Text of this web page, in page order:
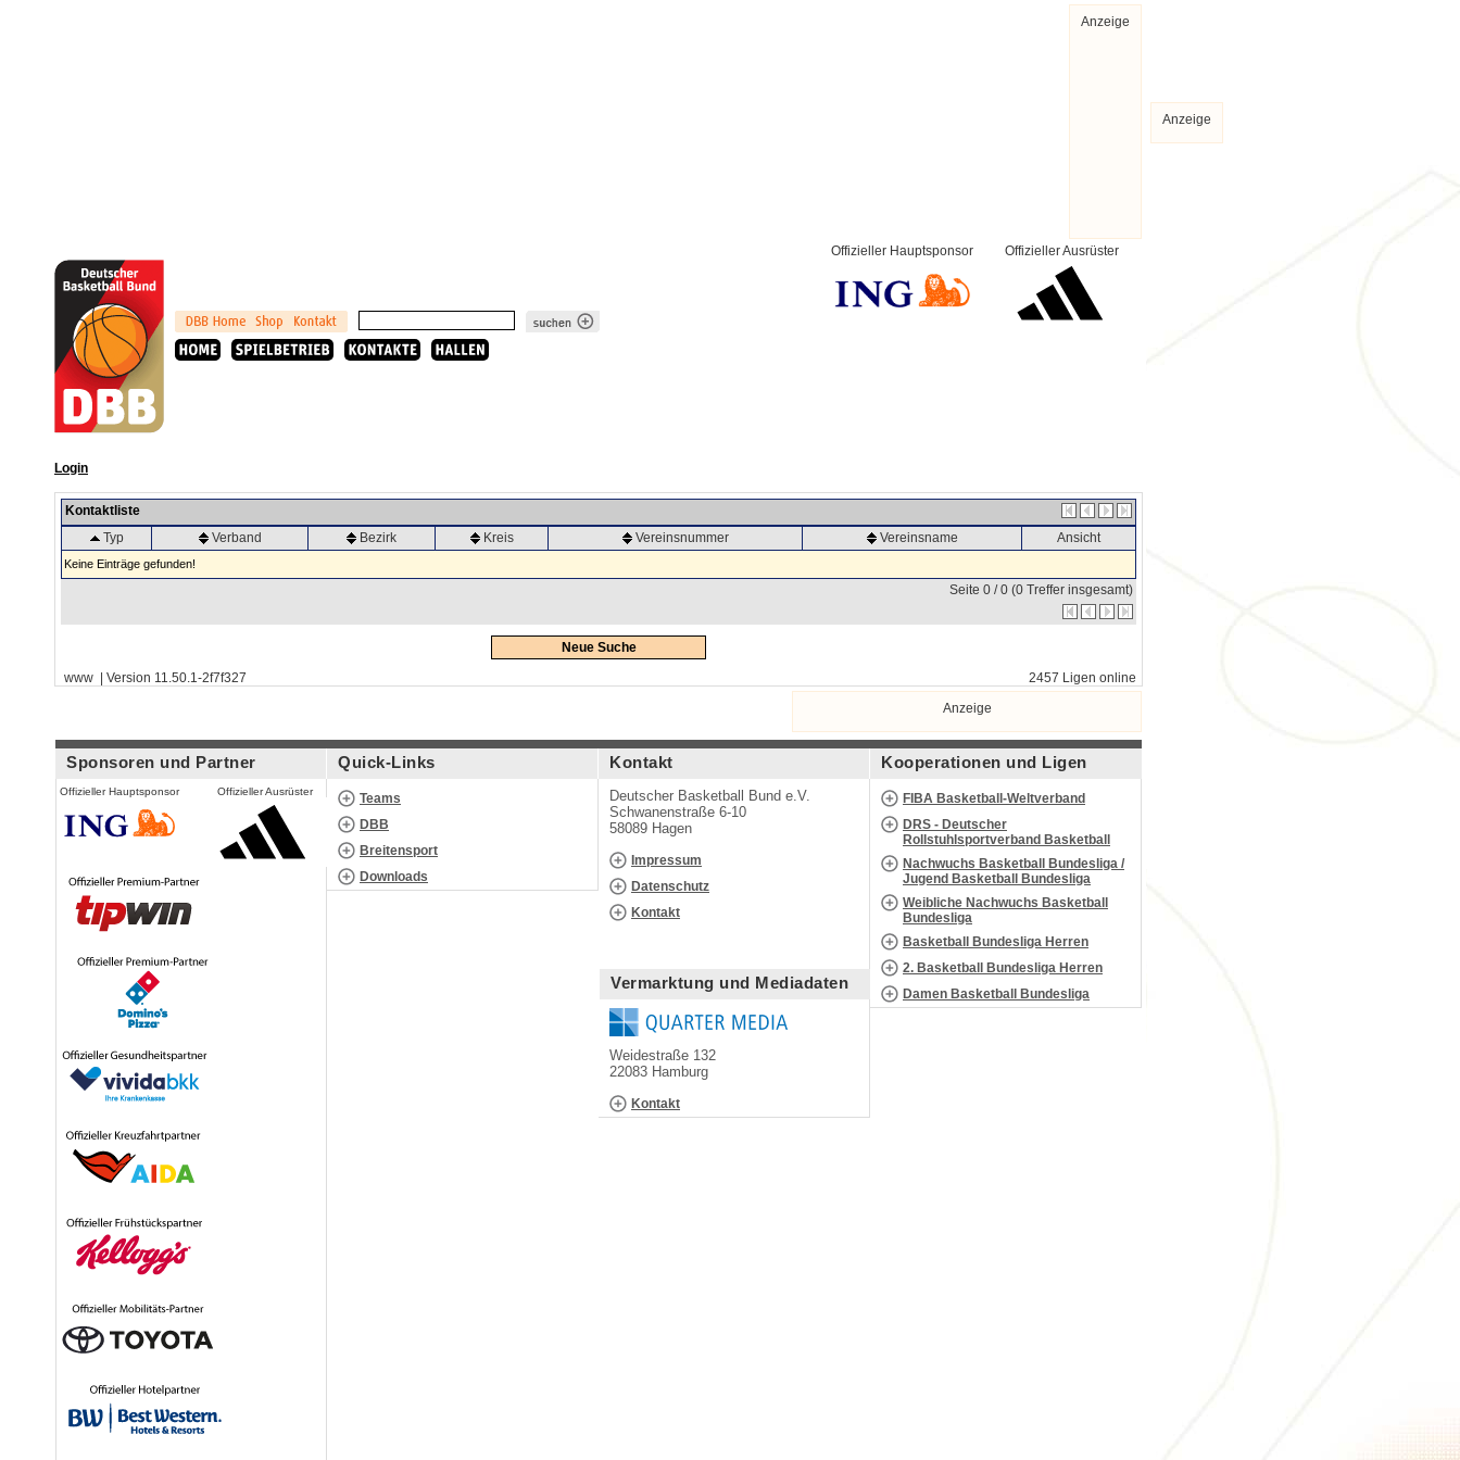
Anzeige
Offizieller Ausrüster
Offizieller Hauptsponsor
Login
Kontaktliste
Typ
Verband Bezirk Kreis Vereinsnummer Vereinsname Ansicht
Keine Einträge gefunden!
Seite 0 / 0 (0 Treffer insgesamt)
Neue Suche
www | Version 11.50.1-2f7f327
2457 Ligen online
Anzeige
Sponsoren und Partner
Offizieller Hauptsponsor Offizieller Ausrüster
Quick-Links
Teams
DBB
Breitensport
Downloads
Kontakt
Deutscher Basketball Bund e.V.
Schwanenstraße 6-10
58089 Hagen
Impressum
Datenschutz
Kontakt
Vermarktung und Mediadaten
Weidestraße 132
22083 Hamburg
Kontakt
Kooperationen und Ligen
FIBA Basketball-Weltverband
DRS - Deutscher
Rollstuhlsportverband Basketball
Nachwuchs Basketball Bundesliga /
Jugend Basketball Bundesliga
Weibliche Nachwuchs Basketball
Bundesliga
Basketball Bundesliga Herren
2. Basketball Bundesliga Herren
Damen Basketball Bundesliga
Anzeige